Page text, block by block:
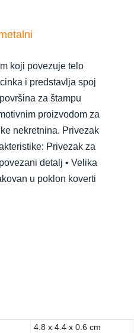
koji povezuje telo
i predstavlja spoj
za štampu
proizvodom za
nekretnina. Privezak
Privezak za
detalj • Velika
u poklon koverti
4.8 x 4.4 x 0.6 cm